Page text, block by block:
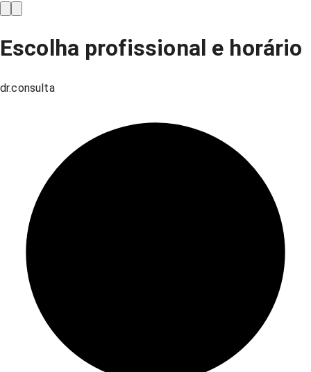
Escolha profissional e horário
dr.consulta